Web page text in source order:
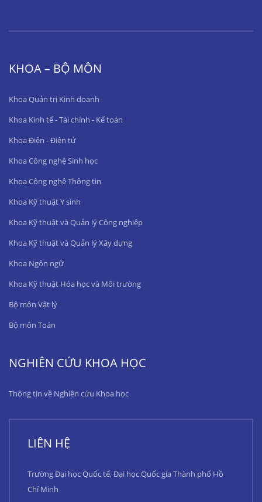
KHOA – BỘ MÔN
Khoa Quản trị Kinh doanh
Khoa Kinh tế - Tài chính - Kế toán
Khoa Điện - Điện tử
Khoa Công nghệ Sinh học
Khoa Công nghệ Thông tin
Khoa Kỹ thuật Y sinh
Khoa Kỹ thuật và Quản lý Công nghiệp
Khoa Kỹ thuật và Quản lý Xây dựng
Khoa Ngôn ngữ
Khoa Kỹ thuật Hóa học và Môi trường
Bộ môn Vật lý
Bộ môn Toán
NGHIÊN CỨU KHOA HỌC
Thông tin về Nghiên cứu Khoa học
LIÊN HỆ
Trường Đại học Quốc tế, Đại học Quốc gia Thành phố Hồ
Chí Minh